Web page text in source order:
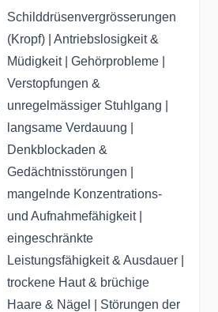
Schilddrüsenvergrösserungen
(Kropf) | Antriebslosigkeit &
Müdigkeit | Gehörprobleme |
Verstopfungen &
unregelmässiger Stuhlgang |
langsame Verdauung |
Denkblockaden &
Gedächtnisstörungen |
mangelnde Konzentrations-
und Aufnahmefähigkeit |
eingeschränkte
Leistungsfähigkeit & Ausdauer |
trockene Haut & brüchige
Haare & Nägel | Störungen der